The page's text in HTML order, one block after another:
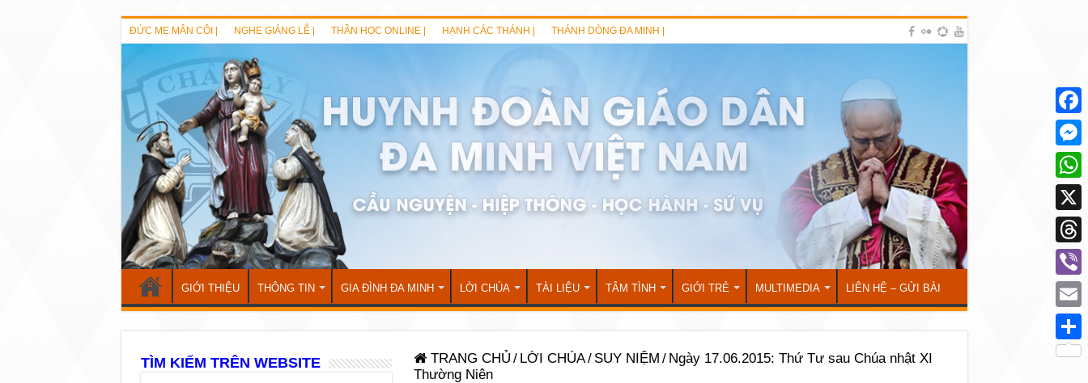
ĐỨC MẸ MÂN CÔI | NGHE GIẢNG LỄ | THẦN HỌC ONLINE | HẠNH CÁC THÁNH | THÁNH DÒNG ĐA MINH |
GIỚI THIỆU THÔNG TIN GIA ĐÌNH ĐA MINH LỜI CHÚA TÀI LIỆU TÂM TÌNH GIỚI TRẺ MULTIMEDIA LIÊN HỆ – GỬI BÀI
TRANG CHỦ / LỜI CHÚA/ SUY NIỆM / Ngày 17.06.2015: Thứ Tư sau Chúa nhật XI
Thường Niên
TÌM KIẾM TRÊN WEBSITE
X
Viber